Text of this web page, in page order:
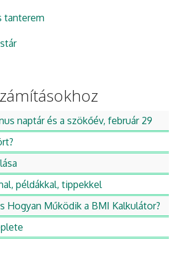
tanterem
naptár és a szökőév, február 29
példákkal, tippekkel
Hogyan Működik a BMI Kalkulátor?